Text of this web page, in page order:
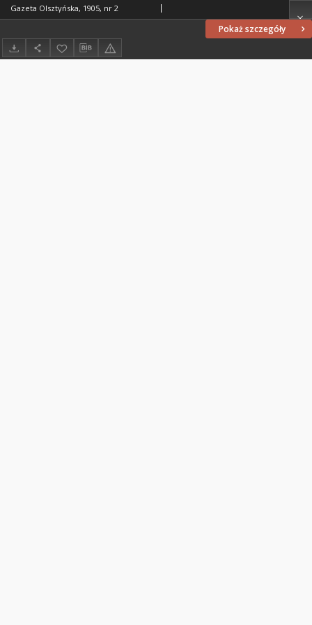
Pokaż szczegóły
Gazeta Olsztyńska, 1905, nr 2